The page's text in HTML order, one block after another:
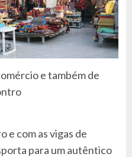
e também de
e com as vigas de
para um autêntico